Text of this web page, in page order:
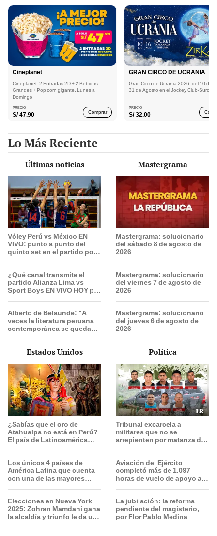
Cineplanet
Cineplanet: 2 Entradas 2D + 2 Bebidas
Grandes + Pop corn gigante. Lunes a
Domingo
PRECIO
S/47.90 Comprar
GRAN CIRCO DE UCRANIA
Gran Circo de Ucrania 2026: del 10 de
31 de Agosto en el Jockey Club-Surco
PRECIO
S/32.00
Lo Más Reciente
Últimas noticias
Vóley Perú vs México EN
VIVO: punto a punto del
quinto set en el partido por
¿Qué canal transmite el
partido Alianza Lima vs
Sport Boys EN VIVO HOY por
Alberto de Belaunde: “A
veces la literatura peruana
contemporánea se queda
historia”
Mastergrama
Mastergrama: solucionario
del sábado 8 de agosto de
2026
Mastergrama: solucionario
del viernes 7 de agosto de
2026
Mastergrama: solucionario
del jueves 6 de agosto de
2026
Estados Unidos
¿Sabías que el oro de
Atahualpa no está en Perú?
El país de Latinoamérica
Los únicos 4 países de
América Latina que cuenta
con una de las mayores
Elecciones en Nueva York
2025: Zohran Mamdani gana
la alcaldía y triunfo le da un
Política
Tribunal excarcela a
militares que no se
arrepienten por matanza de
Aviación del Ejército
completó más de 1.097
horas de vuelo de apoyo a
La jubilación: la reforma
pendiente del magisterio,
por Flor Pablo Medina